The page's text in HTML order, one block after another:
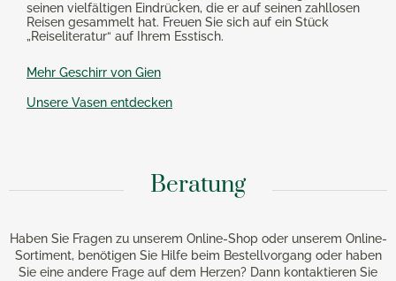
seinen vielfältigen Eindrücken, die er auf seinen zahllosen
Reisen gesammelt hat. Freuen Sie sich auf ein Stück
„Reiseliteratur“ auf Ihrem Esstisch.
Mehr Geschirr von Gien
Unsere Vasen entdecken
Beratung
Haben Sie Fragen zu unserem Online-Shop oder unserem Online-
Sortiment, benötigen Sie Hilfe beim Bestellvorgang oder haben
Sie eine andere Frage auf dem Herzen? Dann kontaktieren Sie